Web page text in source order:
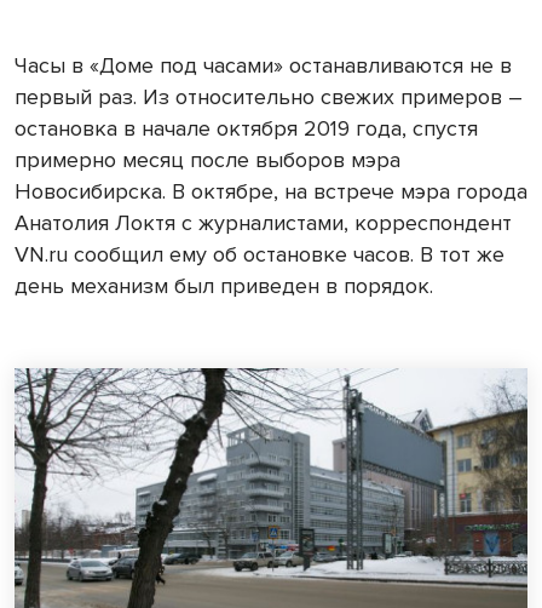
Часы в «Доме под часами» останавливаются не в
первый раз. Из относительно свежих примеров –
остановка в начале октября 2019 года, спустя
примерно месяц после выборов мэра
Новосибирска. В октябре, на встрече мэра города
Анатолия Локтя с журналистами, корреспондент
VN.ru сообщил ему об остановке часов. В тот же
день механизм был приведен в порядок.